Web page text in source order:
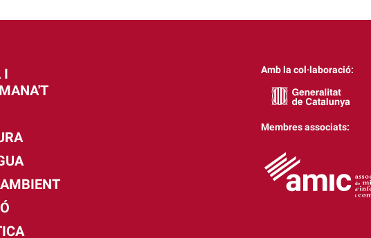
I
Amb la col·laboració:
Membres associats: